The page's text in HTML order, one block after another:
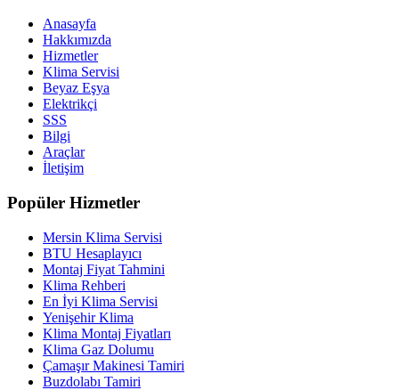
Anasayfa
Hakkımızda
Hizmetler
Klima Servisi
Beyaz Eşya
Elektrikçi
SSS
Bilgi
Araçlar
İletişim
Popüler Hizmetler
Mersin Klima Servisi
BTU Hesaplayıcı
Montaj Fiyat Tahmini
Klima Rehberi
En İyi Klima Servisi
Yenişehir Klima
Klima Montaj Fiyatları
Klima Gaz Dolumu
Çamaşır Makinesi Tamiri
Buzdolabı Tamiri